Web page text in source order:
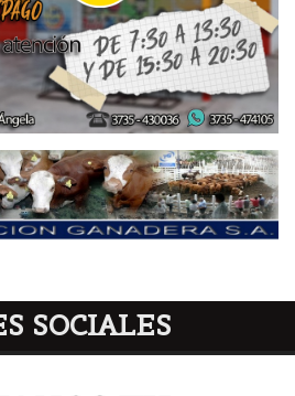
SOCIALES